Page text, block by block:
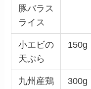
豚バラス
ライス
小エビの
天ぷら
150g
九州産鶏
300g